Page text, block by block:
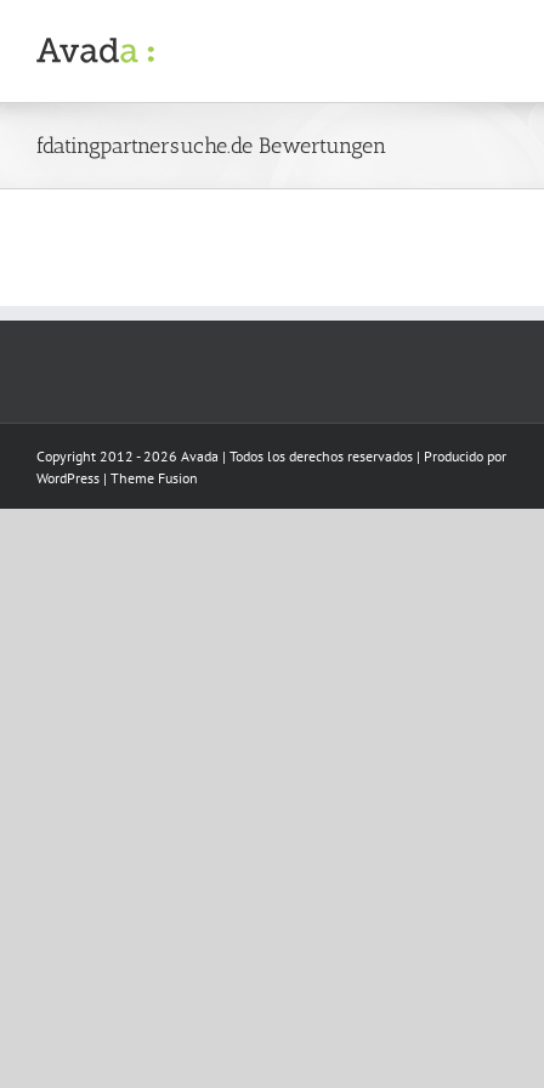
content
fdatingpartnersuche.de Bewertungen
Copyright 2012 - 2026 Avada | Todos los derechos reservados | Producido por
WordPress | Theme Fusion